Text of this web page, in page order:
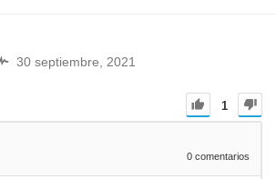
30 septiembre, 2021
1
0 comentarios